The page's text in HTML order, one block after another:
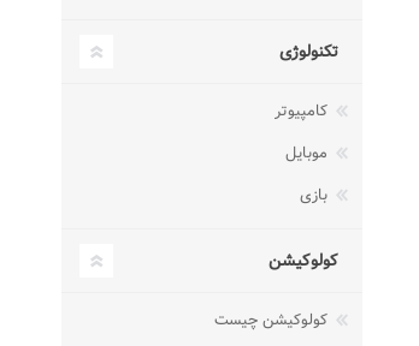
تکنولوژی
کامپیوتر
موبایل
بازی
کولوکیشن
کولوکیشن چیست